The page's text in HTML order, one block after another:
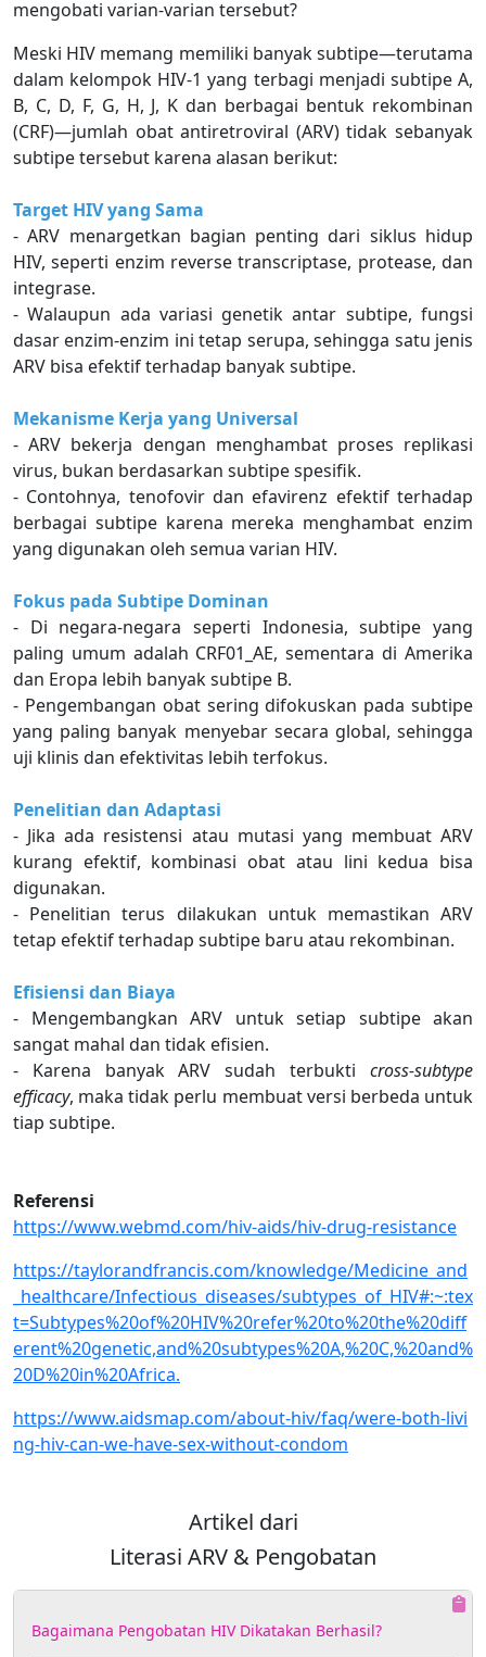
mengobati varian-varian tersebut?
Meski HIV memang memiliki banyak subtipe—terutama
dalam kelompok HIV-1 yang terbagi menjadi subtipe A,
B, C, D, F, G, H, J, K dan berbagai bentuk rekombinan
(CRF)—jumlah obat antiretroviral (ARV) tidak sebanyak
subtipe tersebut karena alasan berikut:
Target HIV yang Sama
- ARV menargetkan bagian penting dari siklus hidup
HIV, seperti enzim reverse transcriptase, protease, dan
integrase.
- Walaupun ada variasi genetik antar subtipe, fungsi
dasar enzim-enzim ini tetap serupa, sehingga satu jenis
ARV bisa efektif terhadap banyak subtipe.
Mekanisme Kerja yang Universal
- ARV bekerja dengan menghambat proses replikasi
virus, bukan berdasarkan subtipe spesifik.
- Contohnya, tenofovir dan efavirenz efektif terhadap
berbagai subtipe karena mereka menghambat enzim
yang digunakan oleh semua varian HIV.
Fokus pada Subtipe Dominan
- Di negara-negara seperti Indonesia, subtipe yang
paling umum adalah CRF01_AE, sementara di Amerika
dan Eropa lebih banyak subtipe B.
- Pengembangan obat sering difokuskan pada subtipe
yang paling banyak menyebar secara global, sehingga
uji klinis dan efektivitas lebih terfokus.
Penelitian dan Adaptasi
- Jika ada resistensi atau mutasi yang membuat ARV
kurang efektif, kombinasi obat atau lini kedua bisa
digunakan.
- Penelitian terus dilakukan untuk memastikan ARV
tetap efektif terhadap subtipe baru atau rekombinan.
Efisiensi dan Biaya
- Mengembangkan ARV untuk setiap subtipe akan
sangat mahal dan tidak efisien.
- Karena banyak ARV sudah terbukti cross-subtype
efficacy, maka tidak perlu membuat versi berbeda untuk
tiap subtipe.
Referensi
https://www.webmd.com/hiv-aids/hiv-drug-resistance
https://taylorandfrancis.com/knowledge/Medicine_and
_healthcare/Infectious_diseases/subtypes_of_HIV#:~:tex
t=Subtypes%20of%20HIV%20refer%20to%20the%20diff
erent%20genetic,and%20subtypes%20A,%20C,%20and%
20D%20in%20Africa.
https://www.aidsmap.com/about-hiv/faq/were-both-livi
ng-hiv-can-we-have-sex-without-condom
Artikel dari
Literasi ARV & Pengobatan
Bagaimana Pengobatan HIV Dikatakan Berhasil?